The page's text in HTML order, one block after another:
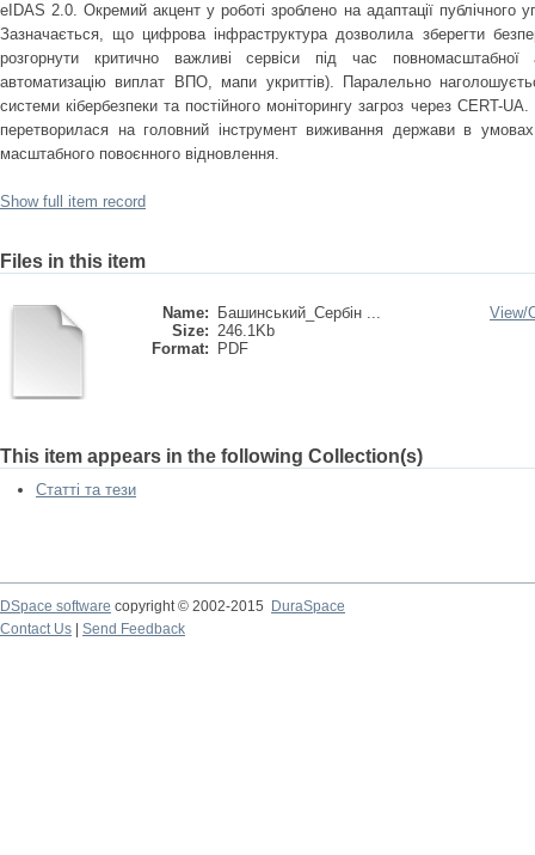
eIDAS 2.0. Окремий акцент у роботі зроблено на адаптації публічного
Зазначається, що цифрова інфраструктура дозволила зберегти
розгорнути критично важливі сервіси під час повномасштабної
автоматизацію виплат ВПО, мапи укриттів). Паралельно
системи кібербезпеки та постійного моніторингу загроз через CERT-
перетворилася на головний інструмент виживання держави в
масштабного повоєнного відновлення.
Show full item record
Files in this item
Name:
Башинський_Сербін ...
Size: 246.1Kb
Format:
PDF
View/
This item appears in the following Collection(s)
Статті та тези
DSpace software copyright © 2002-2015
DuraSpace
Contact Us
Send Feedback